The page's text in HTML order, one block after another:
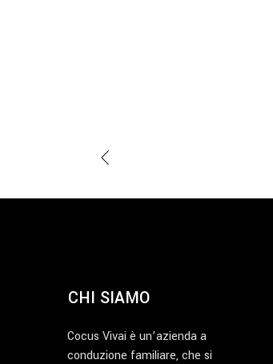
CHI SIAMO
Cocus Vivai è un’azienda a
conduzione familiare, che si